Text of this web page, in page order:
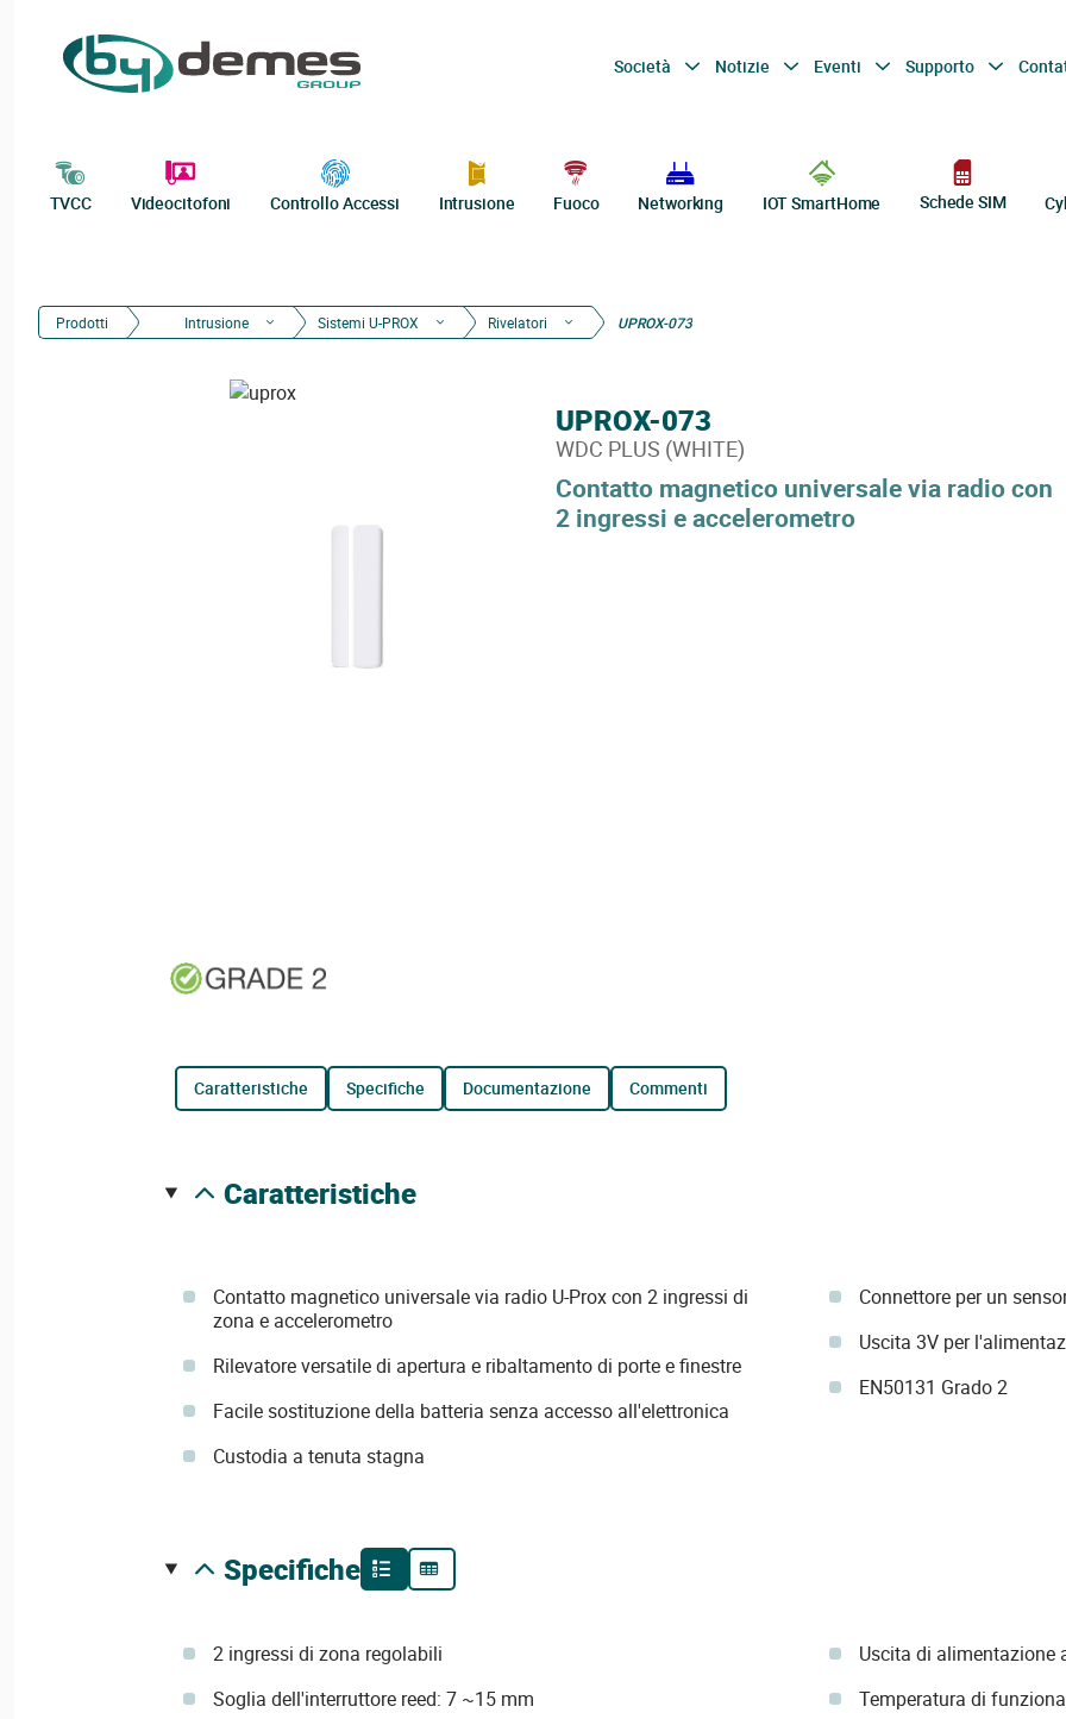
Società Notizie Eventi Supporto
TVCC Videocitofoni Controllo Accessi Intrusione Fuoco Networking IOT SmartHome Schede SIM
Prodotti Intrusione Sistemi U-PROX Rivelatori UPROX-073
Contatto magnetico universale via radio con
2 ingressi e accelerometro
UPROX-073
WDC PLUS (WHITE)
caratteristiche specifiche documentazione commenti
caratteristiche
Contatto magnetico universale via radio U-Prox con 2 ingressi di
zona e accelerometro
Rilevatore versatile di apertura e ribaltamento di porte e finestre
Facile sostituzione della batteria senza accesso all'elettronica
Custodia a tenuta stagna
Connettore per un
Uscita 3V per
EN50131 Grado 2
specifiche
2 ingressi di zona regolabili
Soglia dell'interruttore reed: 7 ~15 mm
Uscita di alimentazione
Temperatura di